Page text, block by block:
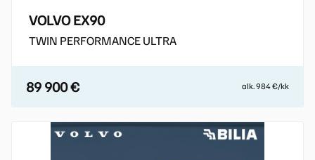
VOLVO EX90
TWIN PERFORMANCE ULTRA
89 900 € alk. 984 €/kk